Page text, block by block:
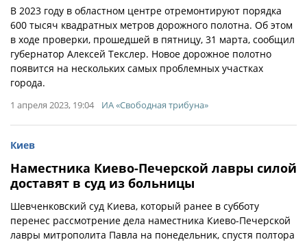
В 2023 году в областном центре отремонтируют порядка
600 тысяч квадратных метров дорожного полотна. Об этом
в ходе проверки, прошедшей в пятницу, 31 марта, сообщил
губернатор Алексей Текслер. Новое дорожное полотно
появится на нескольких самых проблемных участках
города.
1 апреля 2023, 19:04 ИА «Свободная трибуна»
Киев
Наместника Киево-Печерской лавры силой
доставят в суд из больницы
Шевченковский суд Киева, который ранее в субботу
перенес рассмотрение дела наместника Киево-Печерской
лавры митрополита Павла на понедельник, спустя полтора